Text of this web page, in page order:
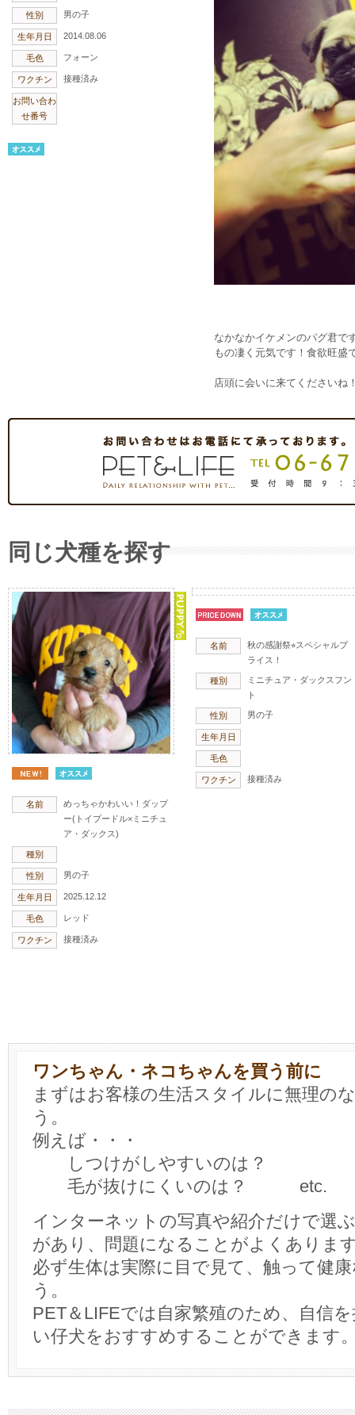
性別 男の子
生年月日 2014.08.06
毛色 フォーン
ワクチン 接種済み
お問い合わ
せ番号
なかなかイケメンのパグ君で
もの凄く元気です！食欲旺盛
店頭に会いに来てくださいね
同じ犬種を探す
名前
めっちゃかわいい！ダップ
ー(トイプードル×ミニチュ
ア・ダックス)
種別
性別 男の子
生年月日 2025.12.12
毛色 レッド
ワクチン 接種済み
名前
秋の感謝祭⭐︎スペシャルプ
ライス！
種別
ミニチュア・ダックスフン
ト
性別 男の子
生年月日
毛色
ワクチン 接種済み
ワンちゃん・ネコちゃんを買う前に
まずはお客様の生活スタイルに無理の
う。
例えば・・・
しつけがしやすいのは？
毛が抜けにくいのは？ etc.
インターネットの写真や紹介だけで選
があり、問題になることがよくありま
必ず生体は実際に目で見て、触って健
う。
PET＆LIFEでは自家繁殖のため、自信
い仔犬をおすすめすることができます